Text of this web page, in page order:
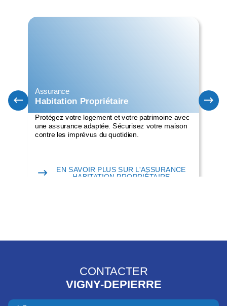
Assurance
Habitation Propriétaire
Protégez votre logement et votre patrimoine avec
une assurance adaptée. Sécurisez votre maison
contre les imprévus du quotidien.
EN SAVOIR PLUS SUR L'ASSURANCE
HABITATION PROPRIÉTAIRE
CONTACTER
VIGNY-DEPIERRE